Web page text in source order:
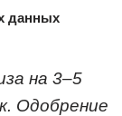
данных
на 3–5
Одобрение